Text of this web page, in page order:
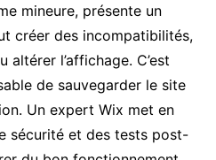
mineure, présente un
créer des incompatibilités,
l’affichage. C’est
de sauvegarder le site
Un expert Wix met en
sécurité et des tests post-